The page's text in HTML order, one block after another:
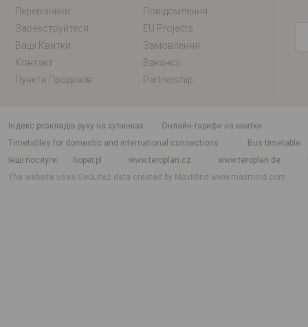
Перевізники
Повідомлення
Зареєструйтеся
EU Projects
Ваші Квитки
Замовлення
Контакт
Вакансії
Пункти Продажів
Partnership
індекс розкладів руху на зупинках
Онлайн-тарифи на квитки
Timetables for domestic and international connections
Bus timetable
Інші послуги
hoper.pl www.teroplan.cz www.teroplan.de
The website uses GeoLite2 data created by MaxMindwww.maxmind.com